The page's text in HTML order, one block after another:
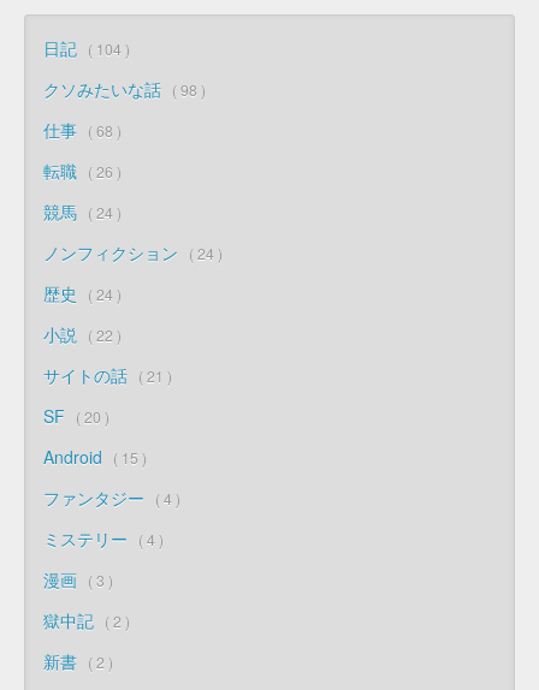
日記 104
クソみたいな話 98
仕事 68
転職 26
競馬 24
ノンフィクション 24
歴史 24
小説 22
サイトの話 21
SF 20
Android 15
ファンタジー 4
ミステリー 4
漫画 3
獄中記 2
新書 2